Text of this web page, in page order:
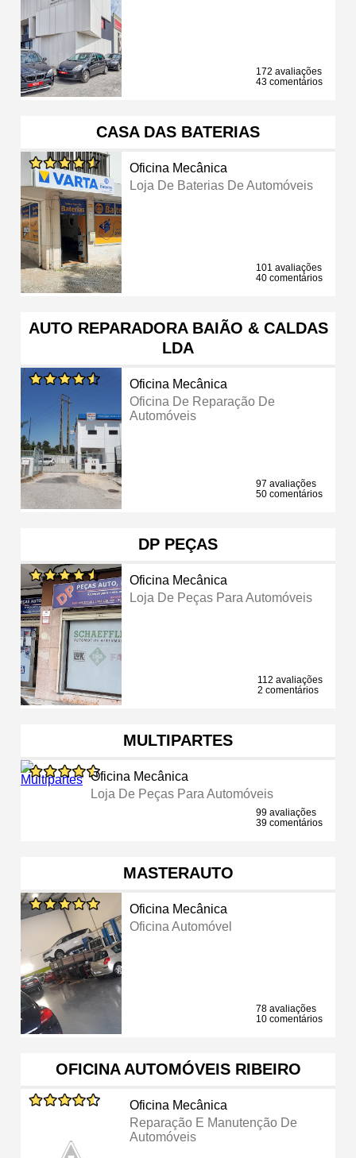
172 avaliações
43 comentários
CASA DAS BATERIAS
Oficina Mecânica
Loja De Baterias De Automóveis
101 avaliações
40 comentários
AUTO REPARADORA BAIÃO & CALDAS
LDA
Oficina Mecânica
Oficina De Reparação De
Automóveis
97 avaliações
50 comentários
DP PEÇAS
Oficina Mecânica
Loja De Peças Para Automóveis
112 avaliações
2 comentários
MULTIPARTES
Oficina Mecânica
Loja De Peças Para Automóveis
99 avaliações
39 comentários
MASTERAUTO
Oficina Mecânica
Oficina Automóvel
78 avaliações
10 comentários
OFICINA AUTOMÓVEIS RIBEIRO
Oficina Mecânica
Reparação E Manutenção De
Automóveis